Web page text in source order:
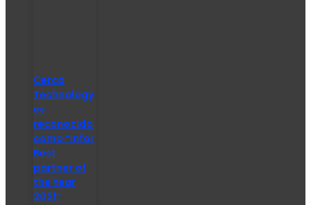
Cerca
Technology
es
reconocido
como “Infor
Best
partner of
the Year
2021″